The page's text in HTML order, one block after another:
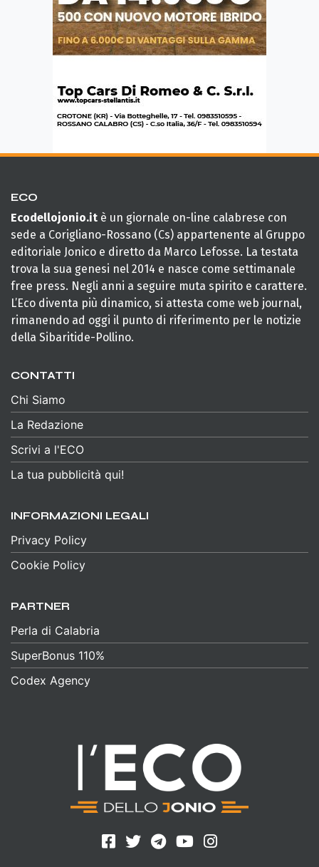
ECO
Ecodellojonio.it è un giornale on-line calabrese con
sede a Corigliano-Rossano (Cs) appartenente al Gruppo
editoriale Jonico e diretto da Marco Lefosse. La testata
trova la sua genesi nel 2014 e nasce come settimanale
free press. Negli anni a seguire muta spirito e carattere.
L’Eco diventa più dinamico, si attesta come web journal,
rimanendo ad oggi il punto di riferimento per le notizie
della Sibaritide-Pollino.
CONTATTI
Chi Siamo
La Redazione
Scrivi a l'ECO
La tua pubblicità qui!
INFORMAZIONI LEGALI
Privacy Policy
Cookie Policy
PARTNER
Perla di Calabria
SuperBonus 110%
Codex Agency